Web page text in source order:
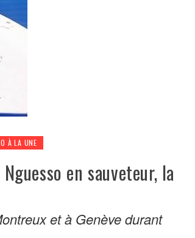
À LA UNE
en sauveteur, la
et à Genève durant